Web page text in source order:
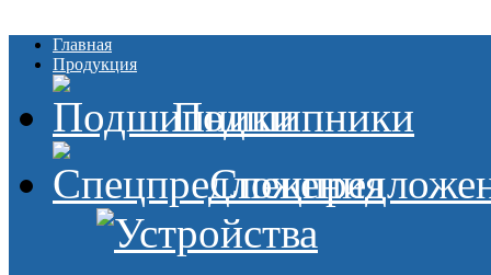
Главная
Продукция
Подшипники